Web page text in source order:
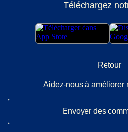
Téléchargez
Retour
Aidez-nous à améliorer
Envoyer des